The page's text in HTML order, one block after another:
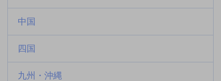
中国
四国
九州・沖縄